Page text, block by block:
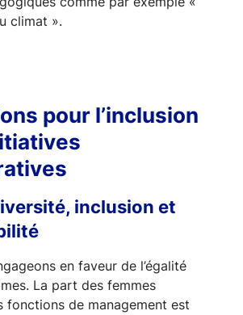
climat ».
pour l’inclusion
inclusion et
en faveur de l’égalité
La part des femmes
fonctions de management est